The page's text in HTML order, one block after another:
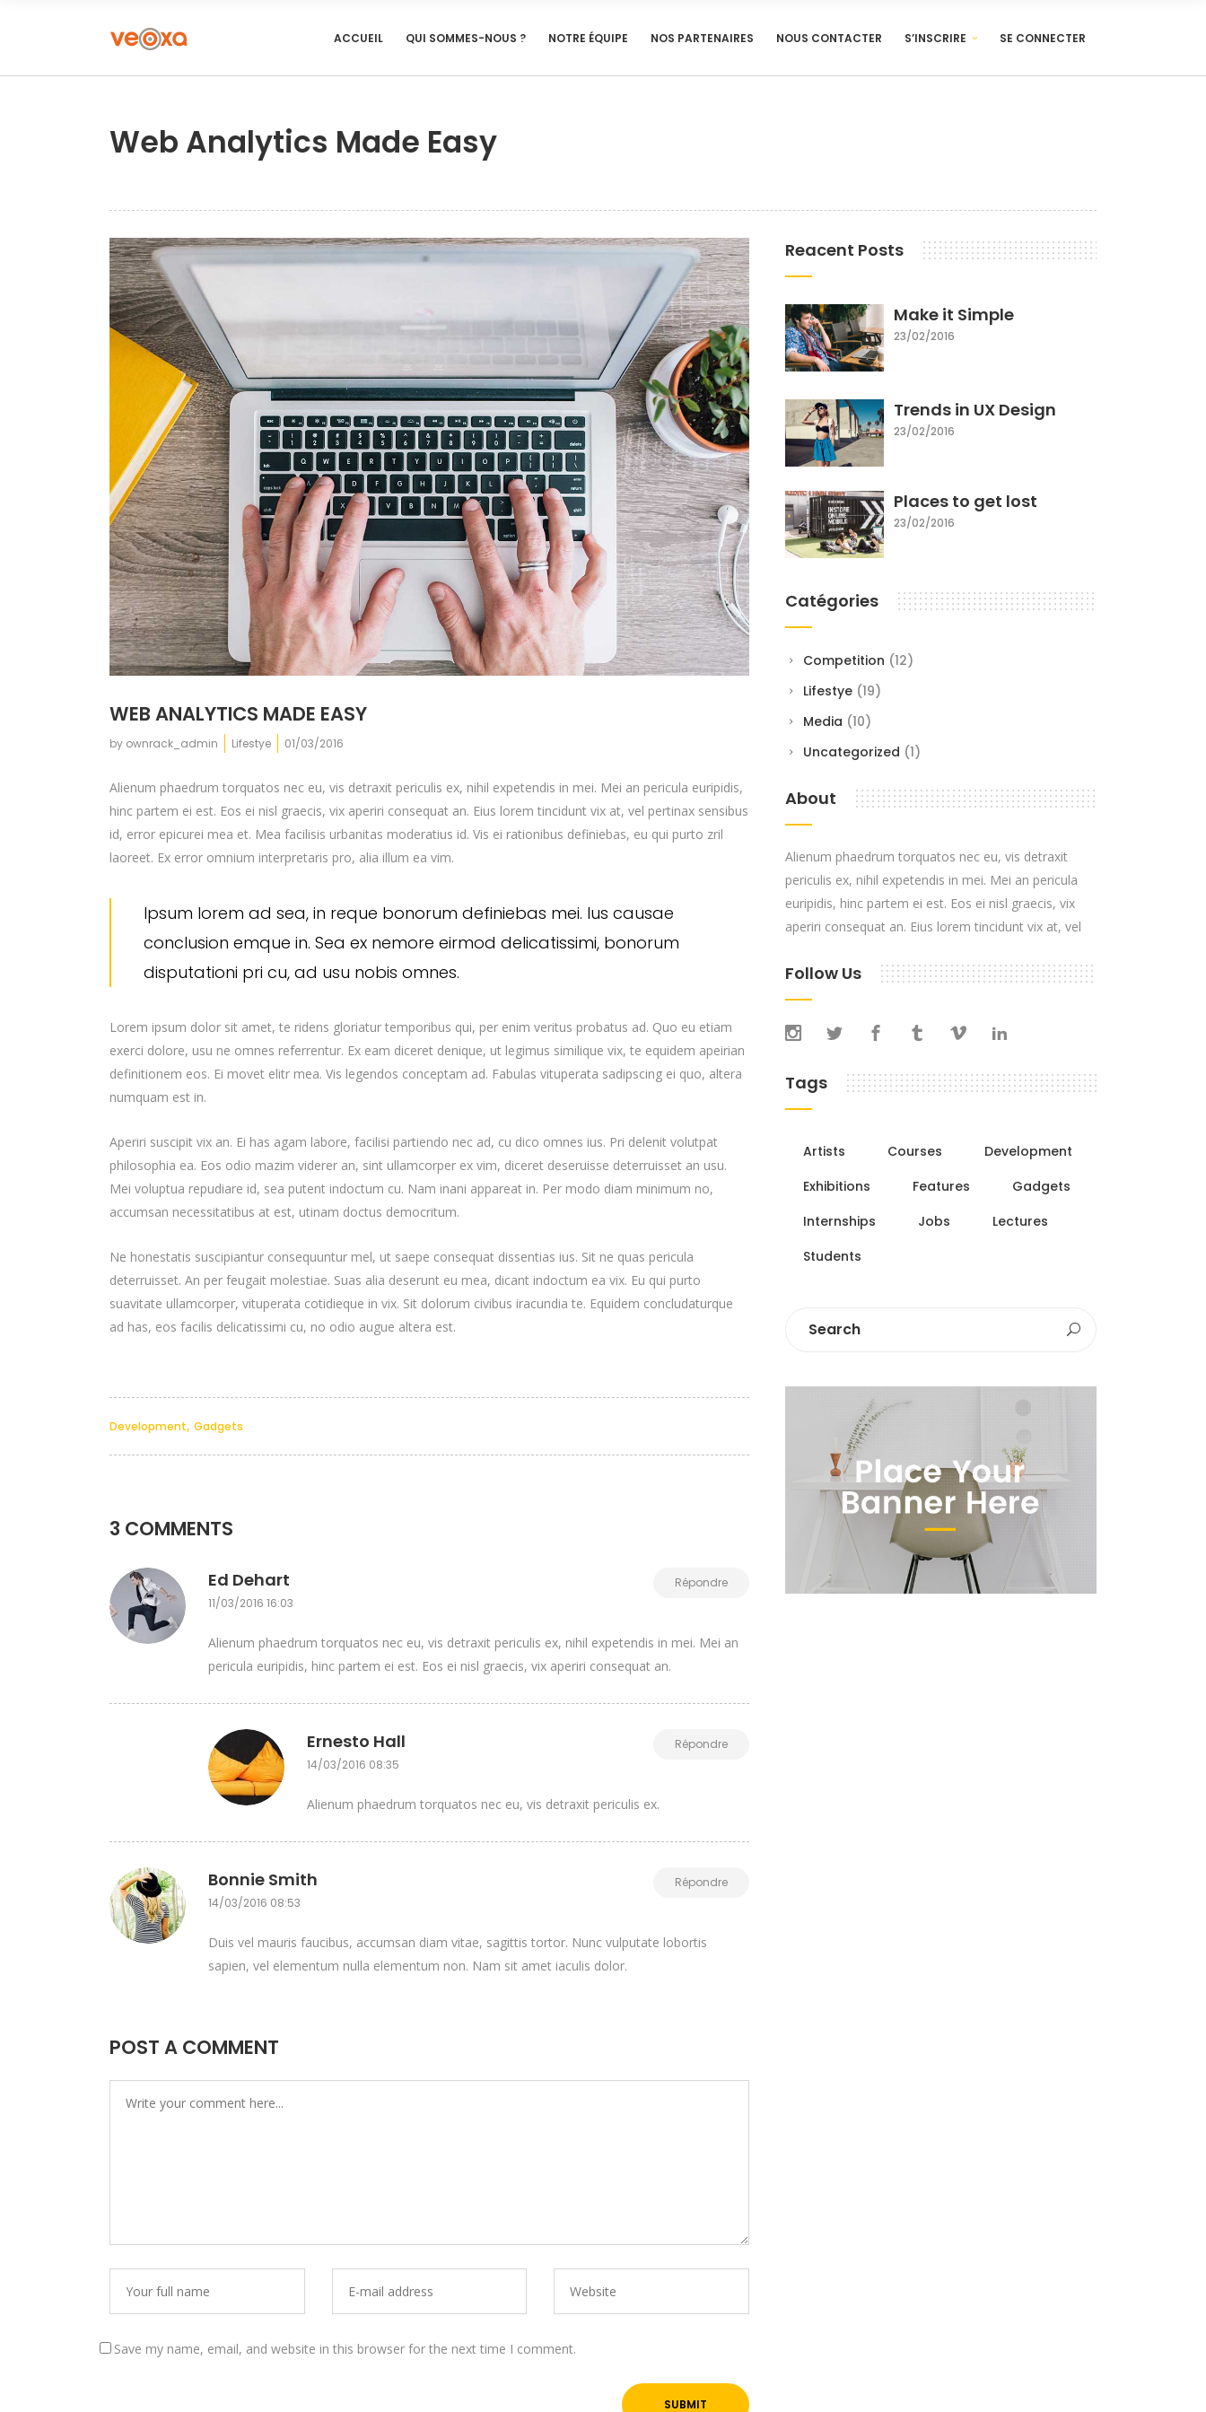
ACCUEIL QUI SOMMES-NOUS ? NOTRE ÉQUIPE NOS PARTENAIRES NOUS CONTACTER S’INSCRIRE SE CONNECTER
Web Analytics Made Easy
WEB ANALYTICS MADE EASY
by ownrack_admin Lifestye 01/03/2016
Alienum phaedrum torquatos nec eu, vis detraxit periculis ex, nihil expetendis in mei. Mei an pericula euripidis,
hinc partem ei est. Eos ei nisl graecis, vix aperiri consequat an. Eius lorem tincidunt vix at, vel pertinax sensibus
id, error epicurei mea et. Mea facilisis urbanitas moderatius id. Vis ei rationibus definiebas, eu qui purto zril
laoreet. Ex error omnium interpretaris pro, alia illum ea vim.
Ipsum lorem ad sea, in reque bonorum definiebas mei. Ius causae
conclusion emque in. Sea ex nemore eirmod delicatissimi, bonorum
disputationi pri cu, ad usu nobis omnes.
Lorem ipsum dolor sit amet, te ridens gloriatur temporibus qui, per enim veritus probatus ad. Quo eu etiam
exerci dolore, usu ne omnes referrentur. Ex eam diceret denique, ut legimus similique vix, te equidem apeirian
definitionem eos. Ei movet elitr mea. Vis legendos conceptam ad. Fabulas vituperata sadipscing ei quo, altera
numquam est in.
Aperiri suscipit vix an. Ei has agam labore, facilisi partiendo nec ad, cu dico omnes ius. Pri delenit volutpat
philosophia ea. Eos odio mazim viderer an, sint ullamcorper ex vim, diceret deseruisse deterruisset an usu.
Mei voluptua repudiare id, sea putent indoctum cu. Nam inani appareat in. Per modo diam minimum no,
accumsan necessitatibus at est, utinam doctus democritum.
Ne honestatis suscipiantur consequuntur mel, ut saepe consequat dissentias ius. Sit ne quas pericula
deterruisset. An per feugait molestiae. Suas alia deserunt eu mea, dicant indoctum ea vix. Eu qui purto
suavitate ullamcorper, vituperata cotidieque in vix. Sit dolorum civibus iracundia te. Equidem concludaturque
ad has, eos facilis delicatissimi cu, no odio augue altera est.
Development, Gadgets
3 COMMENTS
Ed Dehart
Répondre
11/03/2016 16:03
Alienum phaedrum torquatos nec eu, vis detraxit periculis ex, nihil expetendis in mei. Mei an
pericula euripidis, hinc partem ei est. Eos ei nisl graecis, vix aperiri consequat an.
Ernesto Hall
Répondre
14/03/2016 08:35
Alienum phaedrum torquatos nec eu, vis detraxit periculis ex.
Bonnie Smith
Répondre
14/03/2016 08:53
Duis vel mauris faucibus, accumsan diam vitae, sagittis tortor. Nunc vulputate lobortis
sapien, vel elementum nulla elementum non. Nam sit amet iaculis dolor.
POST A COMMENT
Save my name, email, and website in this browser for the next time I comment.
Reacent Posts
Make it Simple
23/02/2016
Trends in UX Design
23/02/2016
Places to get lost
23/02/2016
Catégories
Competition (12)
Lifestye (19)
Media (10)
Uncategorized (1)
About
Alienum phaedrum torquatos nec eu, vis detraxit
periculis ex, nihil expetendis in mei. Mei an pericula
euripidis, hinc partem ei est. Eos ei nisl graecis, vix
aperiri consequat an. Eius lorem tincidunt vix at, vel
Follow Us
Tags
Artists Courses
Development
Exhibitions
Features
Gadgets
Internships
Jobs
Lectures
Students